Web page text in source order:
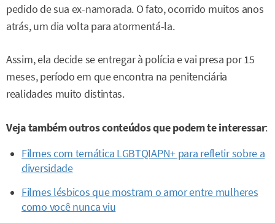
pedido de sua ex-namorada. O fato, ocorrido muitos anos
atrás, um dia volta para atormentá-la.
Assim, ela decide se entregar à polícia e vai presa por 15
meses, período em que encontra na penitenciária
realidades muito distintas.
Veja também outros conteúdos que podem te interessar:
Filmes com temática LGBTQIAPN+ para refletir sobre a
diversidade
Filmes lésbicos que mostram o amor entre mulheres
como você nunca viu